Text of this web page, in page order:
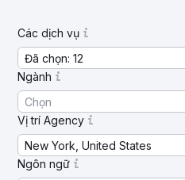
Các dịch vụ
Đã chọn: 12
Ngành
Chọn
Vị trí Agency
New York, United States
Ngôn ngữ